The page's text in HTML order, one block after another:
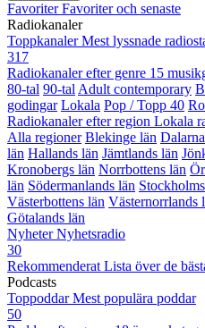
Favoriter Favoriter och senaste
Radiokanaler
Toppkanaler Mest lyssnade
317
Radiokanaler efter genre 15
80-tal 90-tal Adult contemporary
godingar Lokala Pop / Topp 40
Radiokanaler efter region Lokala
Alla regioner Blekinge län
län Hallands län Jämtlands län
Kronobergs län Norrbottens län
län Södermanlands län
Västerbottens län Västernorrlands
Götalands län
Nyheter Nyhetsradio
30
Rekommenderat Lista över de
Podcasts
Toppoddar Mest populära poddar
50